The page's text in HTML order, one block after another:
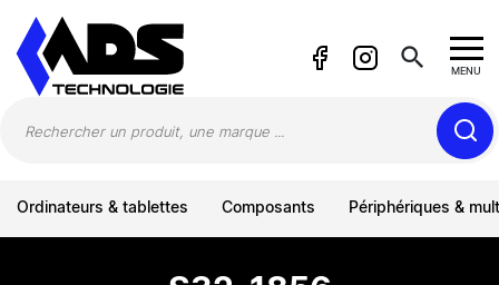
search MENU
Ordinateurs & tablettes Composants Périphériques &